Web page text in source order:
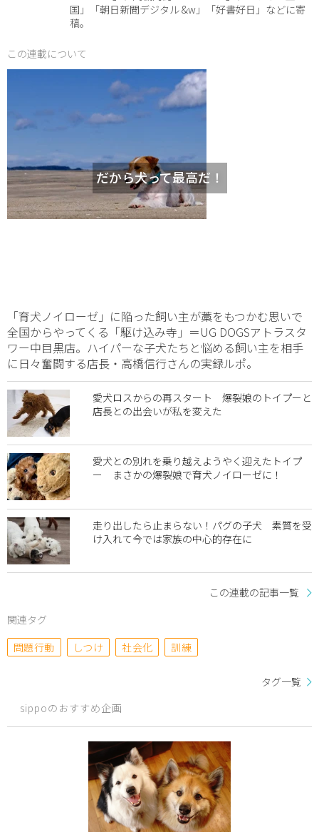
国」「朝日新聞デジタル &w」「好書好日」などに寄
稿。
この連載について
だから犬って最高だ！
「育犬ノイローゼ」に陥った飼い主が藁をもつかむ思いで
全国からやってくる「駆け込み寺」＝UG DOGSアトラスタ
ワー中目黒店。ハイパーな子犬たちと悩める飼い主を相手
に日々奮闘する店長・高橋信行さんの実録ルポ。
愛犬ロスからの再スタート 爆裂娘のトイプーと
店長との出会いが私を変えた
愛犬との別れを乗り越えようやく迎えたトイプ
ー まさかの爆裂娘で育犬ノイローゼに！
走り出したら止まらない！パグの子犬 素質を受
け入れて今では家族の中心的存在に
この連載の記事一覧
関連タグ
問題行動
しつけ 社会化 訓練
タグ一覧
sippoのおすすめ企画